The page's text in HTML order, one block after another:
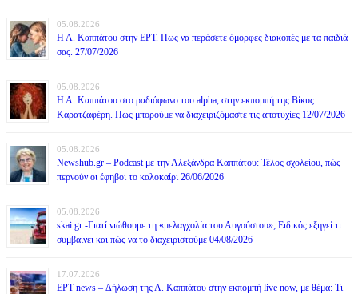
05.08.2026
Η Α. Καππάτου στην ΕΡΤ. Πως να περάσετε όμορφες διακοπές με τα παιδιά
σας. 27/07/2026
05.08.2026
Η Α. Καππάτου στο ραδιόφωνο του alpha, στην εκπομπή της Βίκυς
Καρατζαφέρη. Πως μπορούμε να διαχειριζόμαστε τις αποτυχίες 12/07/2026
05.08.2026
Newshub.gr – Podcast με την Αλεξάνδρα Καππάτου: Τέλος σχολείου, πώς
περνούν οι έφηβοι το καλοκαίρι 26/06/2026
05.08.2026
skai.gr -Γιατί νιώθουμε τη «μελαγχολία του Αυγούστου»; Ειδικός εξηγεί τι
συμβαίνει και πώς να το διαχειριστούμε 04/08/2026
17.07.2026
ΕΡΤ news – Δήλωση της Α. Καππάτου στην εκπομπή live now, με θέμα: Τι